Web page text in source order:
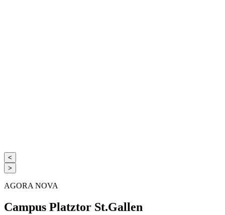
<
>
AGORA NOVA
Campus Platztor St.Gallen